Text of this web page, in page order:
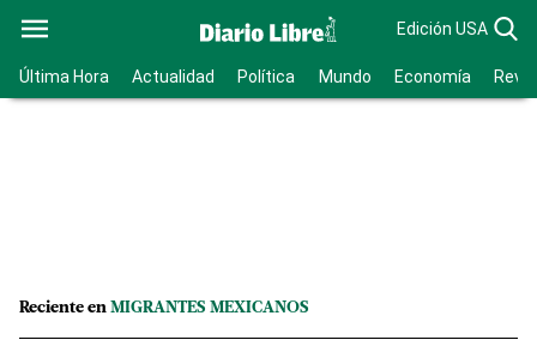
Edición USA
Última Hora Actualidad Política Mundo Economía
Reciente en MIGRANTES MEXICANOS